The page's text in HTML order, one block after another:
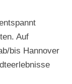
Auf
bis Hannover